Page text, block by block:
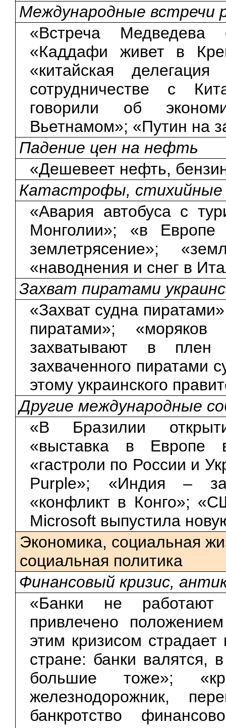
Международные встречи
«Встреча Медведева
«Каддафи живет в
«китайская
сотрудничестве с
говорили об
Вьетнамом»; «Путин на
Падение цен на нефть
«Дешевеет нефть,
Катастрофы, стихийные
«Авария автобуса с
Монголии»; «в
землетрясение»;
«наводнения и снег в
Захват пиратами
«Захват судна
пиратами»;
захватывают в плен
захваченного пиратами
этому украинского
Другие международные
«В Бразилии
«выставка в Европе
«гастроли по России и
Purple»; «Индия –
«конфликт в Конго»;
Microsoft выпустила
Экономика, социальная
социальная политика
Финансовый кризис,
«Банки не работают
привлечено
этим кризисом
стране: банки валятся,
большие тоже»;
железнодорожник,
банкротство